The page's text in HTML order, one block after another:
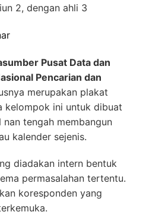
2, dengan ahli 3
Pusat Data dan
Pencarian dan
merupakan plakat
kelompok ini untuk dibuat
tengah membangun
kalender sejenis.
diadakan intern bentuk
permasalahan tertentu.
koresponden yang